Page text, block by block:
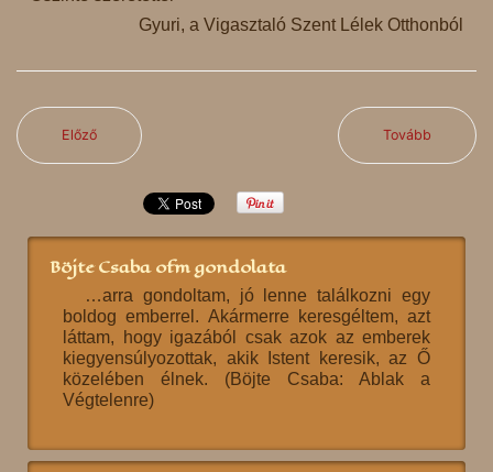
Gyuri, a Vigasztaló Szent Lélek Otthonból
Előző Tovább
Böjte Csaba ofm gondolata
…arra gondoltam, jó lenne találkozni egy
boldog emberrel. Akármerre keresgéltem, azt
láttam, hogy igazából csak azok az emberek
kiegyensúlyozottak, akik Istent keresik, az Ő
közelében élnek. (Böjte Csaba: Ablak a
Végtelenre)